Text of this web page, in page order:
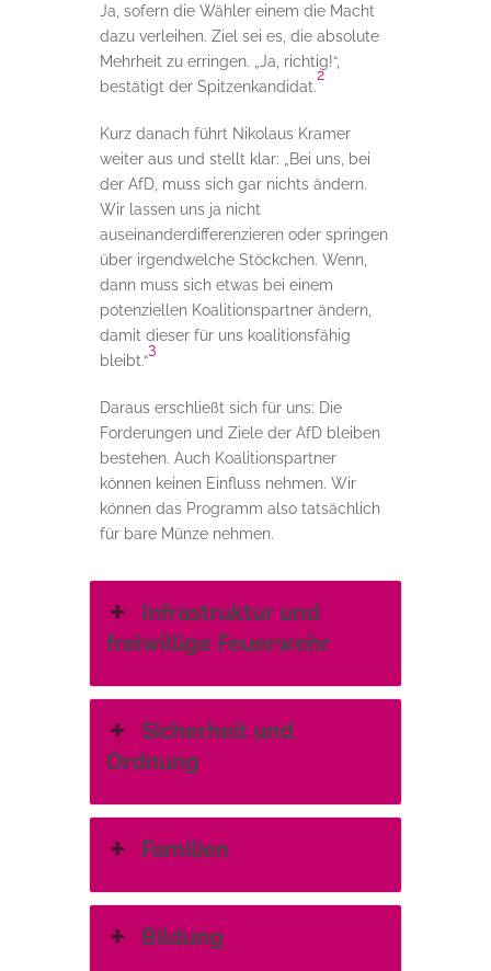
Ja, sofern die Wähler einem die Macht
dazu verleihen. Ziel sei es, die absolute
Mehrheit zu erringen. „Ja, richtig!“,
bestätigt der Spitzenkandidat.
2
Kurz danach führt Nikolaus Kramer
weiter aus und stellt klar: „Bei uns, bei
der AfD, muss sich gar nichts ändern.
Wir lassen uns ja nicht
auseinanderdifferenzieren oder springen
über irgendwelche Stöckchen. Wenn,
dann muss sich etwas bei einem
potenziellen Koalitionspartner ändern,
damit dieser für uns koalitionsfähig
bleibt.“
3
Daraus erschließt sich für uns: Die
Forderungen und Ziele der AfD bleiben
bestehen. Auch Koalitionspartner
können keinen Einfluss nehmen. Wir
können das Programm also tatsächlich
für bare Münze nehmen.
Infrastruktur und
freiwillige Feuerwehr
Sicherheit und
Ordnung
Familien
Bildung